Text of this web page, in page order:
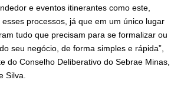
e eventos itinerantes como este,
processos, já que em um único lugar
tudo que precisam para se formalizar ou
seu negócio, de forma simples e rápida”,
do Conselho Deliberativo do Sebrae Minas,
Silva.